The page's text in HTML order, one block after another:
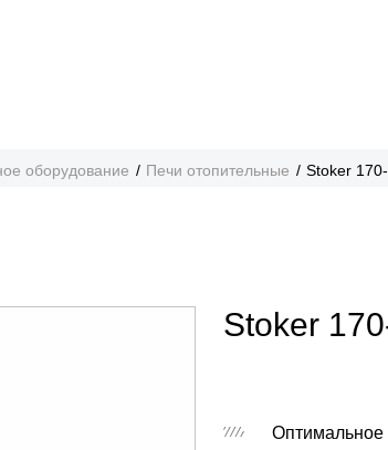
оборудование Печи отопительные Stoker
Stoker
Оптимальное